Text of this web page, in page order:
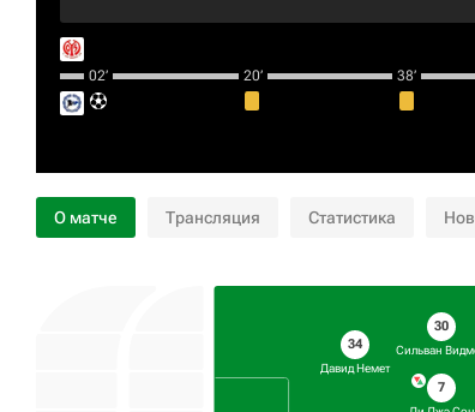
02‎’‎ 20‎’‎ 38‎’‎
О матче Трансляция Статистика
34
Давид Немет
30
Сильван
7